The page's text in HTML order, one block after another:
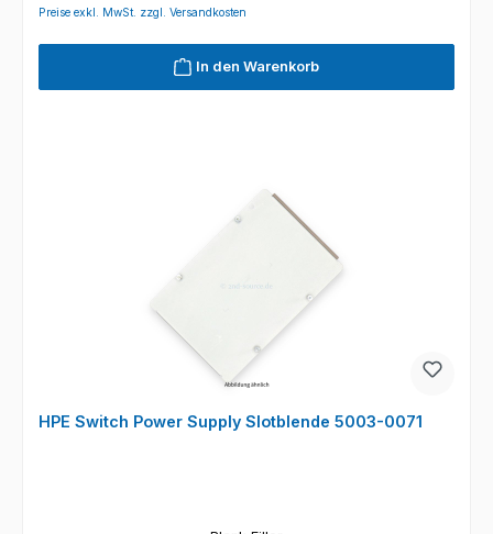
Preise exkl. MwSt. zzgl. Versandkosten
In den Warenkorb
HPE Switch Power Supply Slotblende 5003-0071